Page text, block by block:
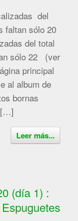
del
faltan sólo 20
del total
sólo 22 (ver
principal
al album de
bornas
[…]
Leer más...
(día 1) :